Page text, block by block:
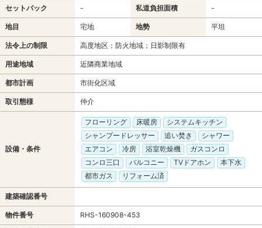
セットバック - 私道負担面積 -
地目 宅地 地勢 平坦
法令上の制限 高度地区；防火地域；日影制限有
用途地域 近隣商業地域
都市計画 市街化区域
取引態様 仲介
設備・条件
フローリング 床暖房
システムキッチン
シャンプードレッサー
追い焚き
シャワー
エアコン
冷房 浴室乾燥機
ガスコンロ
コンロ三口
バルコニー TVドアホン
本下水
都市ガス
リフォーム済
建築確認番号
物件番号 RHS-160908-453